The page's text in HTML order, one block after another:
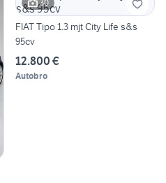
30
FIAT Tipo 1.3 mjt City Life s&s
95cv
12.800 €
Autobro